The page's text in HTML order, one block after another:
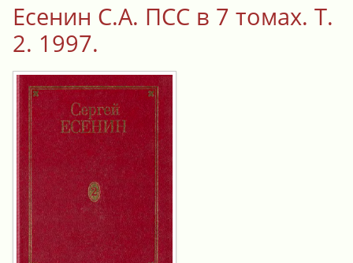
Есенин С.А. ПСС в 7 томах. Т.
2. 1997.